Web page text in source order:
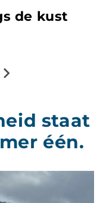
de kust
staat
één.